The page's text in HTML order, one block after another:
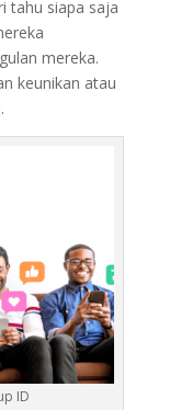
tahu siapa saja
mereka.
keunikan atau
ID